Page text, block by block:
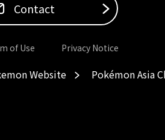
Contact
of Use Privacy Notice
Website Pokémon Asia